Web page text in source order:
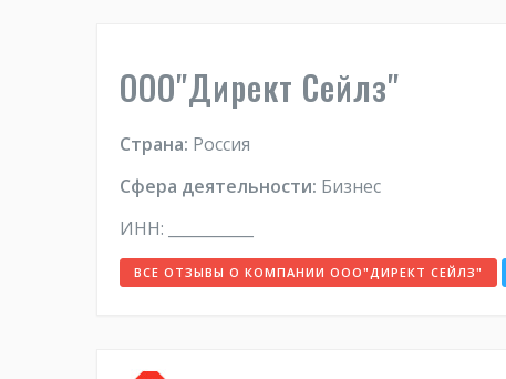
ООО"Директ Сейлз"
Страна: Россия
Сфера деятельности: Бизнес
ИНН: ___________
ВСЕ ОТЗЫВЫ О КОМПАНИИ ООО"ДИРЕКТ СЕЙЛЗ"